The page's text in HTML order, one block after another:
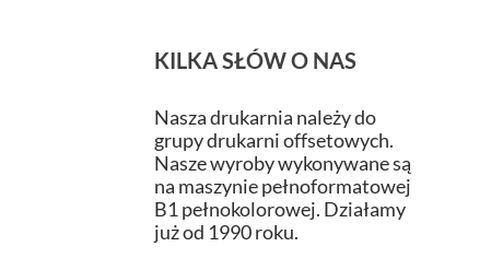
KILKA SŁÓW O NAS
Nasza drukarnia należy do
grupy drukarni offsetowych.
Nasze wyroby wykonywane są
na maszynie pełnoformatowej
B1 pełnokolorowej. Działamy
już od 1990 roku.